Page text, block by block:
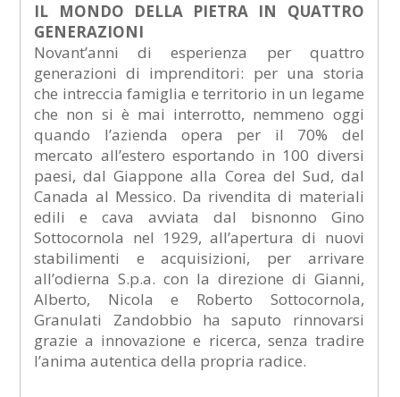
IL MONDO DELLA PIETRA IN QUATTRO
GENERAZIONI
Novant’anni di esperienza per quattro
generazioni di imprenditori: per una storia
che intreccia famiglia e territorio in un legame
che non si è mai interrotto, nemmeno oggi
quando l’azienda opera per il 70% del
mercato all’estero esportando in 100 diversi
paesi, dal Giappone alla Corea del Sud, dal
Canada al Messico. Da rivendita di materiali
edili e cava avviata dal bisnonno Gino
Sottocornola nel 1929, all’apertura di nuovi
stabilimenti e acquisizioni, per arrivare
all’odierna S.p.a. con la direzione di Gianni,
Alberto, Nicola e Roberto Sottocornola,
Granulati Zandobbio ha saputo rinnovarsi
grazie a innovazione e ricerca, senza tradire
l’anima autentica della propria radice.